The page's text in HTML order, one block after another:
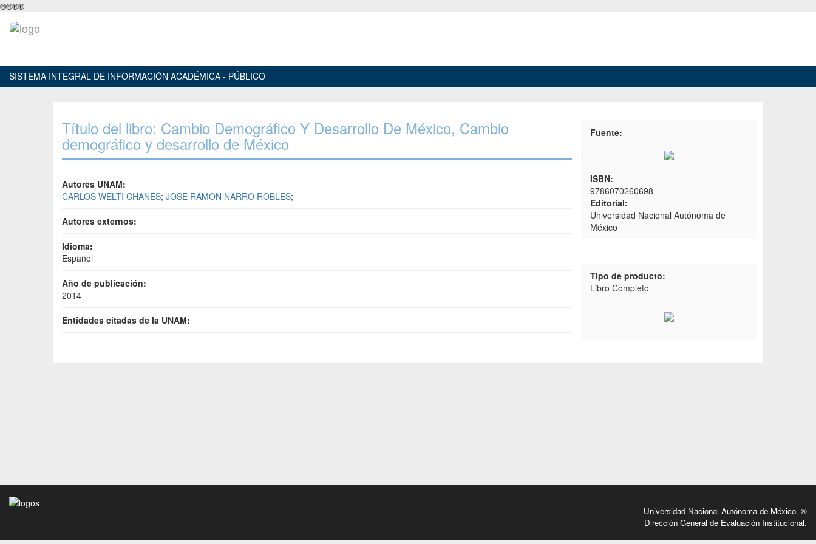
®®®®
SISTEMA INTEGRAL DE INFORMACIÓN ACADÉMICA - PÚBLICO
Título del libro: Cambio Demográfico Y Desarrollo De México, Cambio
demográfico y desarrollo de México
Autores UNAM:
CARLOS WELTI CHANES; JOSE RAMON NARRO ROBLES;
Autores externos:
Idioma:
Español
Año de publicación:
2014
Entidades citadas de la UNAM:
Fuente:
ISBN:
9786070260698
Editorial:
Universidad Nacional Autónoma de
México
Tipo de producto:
Libro Completo
Universidad Nacional Autónoma de México. ®
Dirección General de Evaluación Institucional.